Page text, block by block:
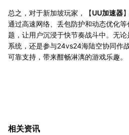
总之，对于新加坡玩家，【UU加速器
通过高速网络、丢包防护和动态优化
题，让用户沉浸于快节奏战斗中。无
系统，还是参与24vs24海陆空协同作
可靠支持，带来酣畅淋漓的游戏乐趣。
相关资讯